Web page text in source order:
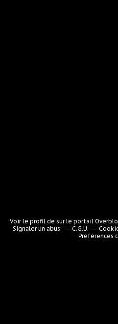
Voir le profil de sur le portail
Signaler un abus
C.G.U.
Préférences